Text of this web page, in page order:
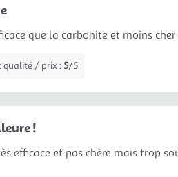
que la carbonite et moins
qualité / prix : 5/5
!
efficace et pas chère mais trop